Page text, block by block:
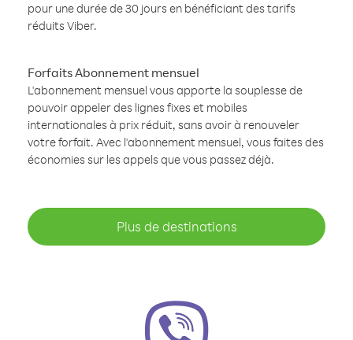
pour une durée de 30 jours en bénéficiant des tarifs
réduits Viber.
Forfaits Abonnement mensuel
L'abonnement mensuel vous apporte la souplesse de
pouvoir appeler des lignes fixes et mobiles
internationales à prix réduit, sans avoir à renouveler
votre forfait. Avec l'abonnement mensuel, vous faites des
économies sur les appels que vous passez déjà.
Plus de destinations